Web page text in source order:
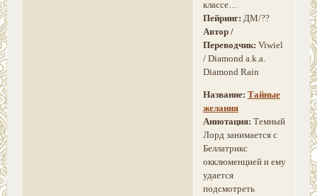
классе…
Пейринг: ДМ/??
Автор /
Переводчик: Viwiel
/ Diamond a.k.a.
Diamond Rain
Название: Тайные
желания
Аннотация: Темный
Лорд занимается с
Беллатрикс
окклюменцией и ему
удается
подсмотреть